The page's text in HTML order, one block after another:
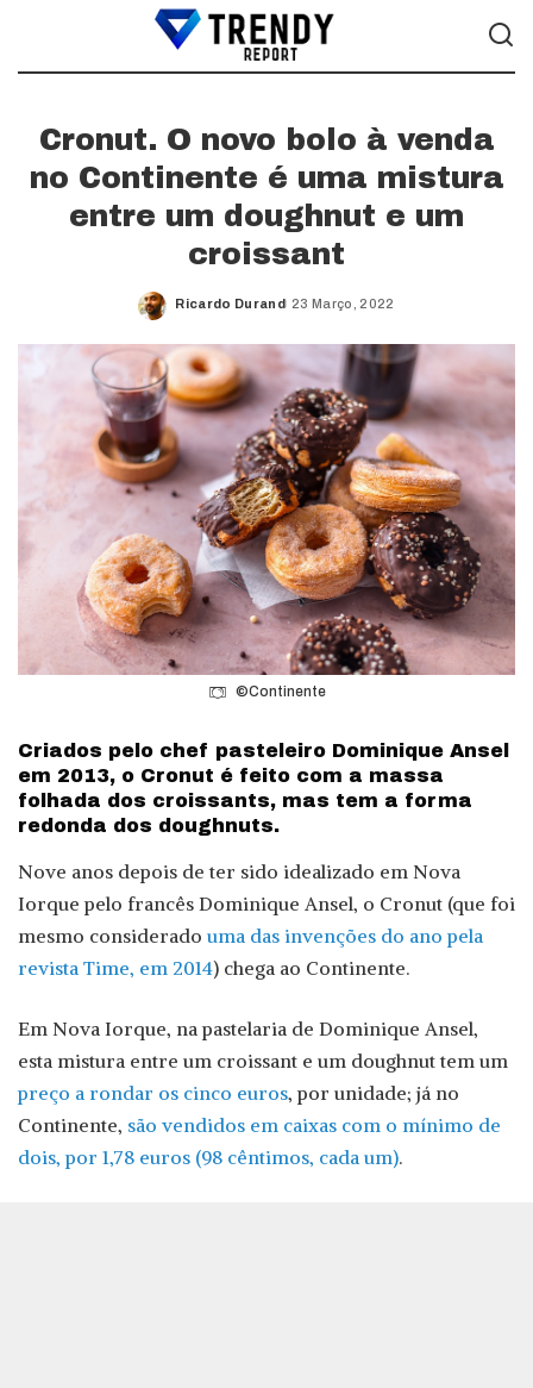
Cronut. O novo bolo à venda
no Continente é uma mistura
entre um doughnut e um
croissant
Posted
Ricardo Durand 23 Março, 2022
©Continente
Criados pelo chef pasteleiro Dominique Ansel
em 2013, o Cronut é feito com a massa
folhada dos croissants, mas tem a forma
redonda dos doughnuts.
Nove anos depois de ter sido idealizado em Nova
Iorque pelo francês Dominique Ansel, o Cronut (que foi
mesmo considerado uma das invenções do ano pela
revista Time, em 2014) chega ao Continente.
Em Nova Iorque, na pastelaria de Dominique Ansel,
esta mistura entre um croissant e um doughnut tem um
preço a rondar os cinco euros, por unidade; já no
Continente, são vendidos em caixas com o mínimo de
dois, por 1,78 euros (98 cêntimos, cada um).